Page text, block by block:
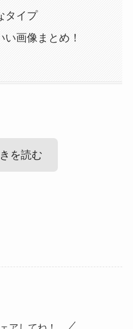
タイプ
画像まとめ！
を読む
持っている椎名ひか